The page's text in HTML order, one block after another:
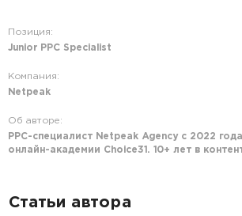
Позиция:
Junior PPC Specialist
Компания:
Netpeak
Об авторе:
PPC-специалист Netpeak Agency с 2022
онлайн-академии Choice31. 10+ лет в
Статьи автора